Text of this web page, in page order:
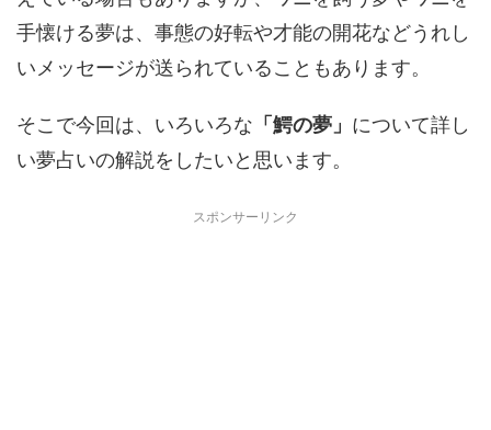
手懐ける夢は、事態の好転や才能の開花などうれし
いメッセージが送られていることもあります。
そこで今回は、いろいろな 「鰐の夢」 について詳し
い夢占いの解説をしたいと思います。
スポンサーリンク